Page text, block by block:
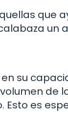
que
un
su
de
es